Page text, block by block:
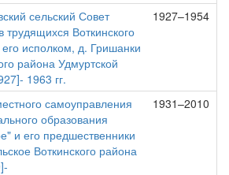
сельский Совет
трудящихся Воткинского
исполком, д. Гришанки
района Удмуртской
1963 гг.
1927–1954
самоуправления
образования
и его предшественники
Воткинского района
1931–2010